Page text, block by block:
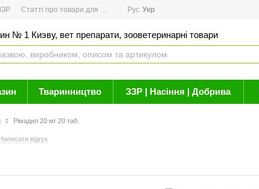
Статті про товари для здоров'я Новини
Рус Укр
№ 1 Киэву, вет препарати, зооветеринарні товари
Тваринництво ЗЗР | Насіння | Добрива
Рімадил 20 мг 20 таб.
Написати відгук